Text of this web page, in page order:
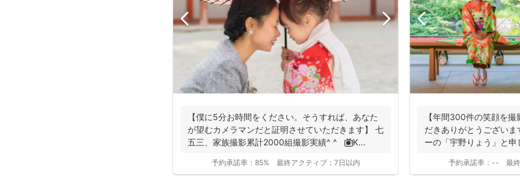
【僕に5分お時間をください。そうすれば、あなた
が望むカメラマンだと証明させていただきます】 七
五三、家族撮影累計2000組撮影実績^ ^ 📺K...
予約承諾率： 85% 最終アクティブ： 7日以内
【年間300件の笑顔を
だきありがとうござい
ーの「宇野りょう」と
予約承諾率： -- 最